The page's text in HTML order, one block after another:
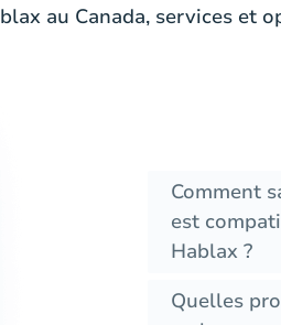
au Canada, services et
Comment
est
Hablax ?
Quelles